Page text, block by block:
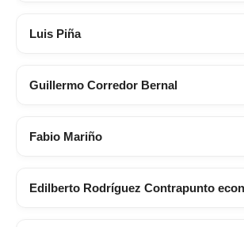
Luis Piña
Guillermo Corredor Bernal
Fabio Mariño
Edilberto Rodríguez Contrapunto